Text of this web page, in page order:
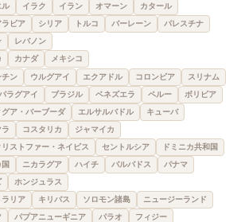
ル
イラク イラン オマーン
カタール
ラビア
シリア トルコ バーレーン
パレスチナ
レバノン
カナダ メキシコ
チン ウルグアイ エクアドル コロンビア
スリナム
ラグアイ ブラジル ベネズエラ ペルー ボリビア
グア・バーブーダ エルサルバドル
キューバ
コスタリカ
ジャマイカ
ストファー・ネイビス
セントルシア
ドミニカ共和国
国
ニカラグア ハイチ バルバドス
パナマ
ホンジュラス
ラリア キリバス ソロモン諸島
ニュージーランド
パプアニューギニア パラオ フィジー